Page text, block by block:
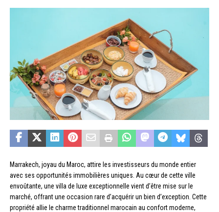
Marrakech, joyau du Maroc, attire les investisseurs du monde entier
avec ses opportunités immobilières uniques. Au cœur de cette ville
envoûtante, une villa de luxe exceptionnelle vient d’être mise sur le
marché, offrant une occasion rare d’acquérir un bien d’exception. Cette
propriété allie le charme traditionnel marocain au confort moderne,